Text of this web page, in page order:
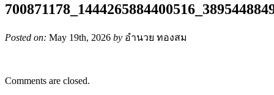
Posted on: May 19th, 2026 by อำนวย ทองสม
Comments are closed.